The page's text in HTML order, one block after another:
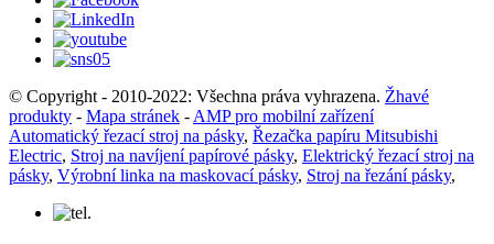
© Copyright - 2010-2022: Všechna práva vyhrazena. Žhavé
produkty - Mapa stránek - AMP pro mobilní zařízení
Automatický řezací stroj na pásky, Řezačka papíru Mitsubishi
Electric, Stroj na navíjení papírové pásky, Elektrický řezací stroj na
pásky, Výrobní linka na maskovací pásky, Stroj na řezání pásky,